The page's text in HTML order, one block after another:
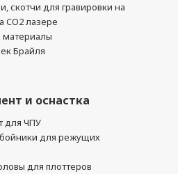
скотчи для гравировки на
CO2 лазере
Брайля
и оснастка
для ЧПУ
для режущих
для плоттеров